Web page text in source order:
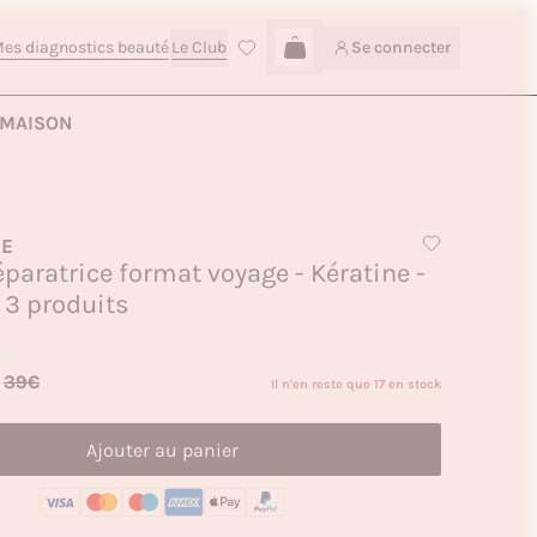
diagnostics beautéLe Club Se connecter
Connexion
MAISON
format voyage - Kératine -
3 produits
39€ Il n'en reste que 17 en stock
Ajouter au panier
Ajouter au panier — 11,90€